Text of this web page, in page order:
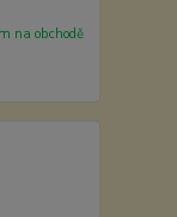
na obchodě